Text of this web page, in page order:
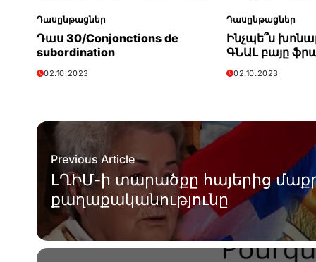
Դասընթացներ
Դաս 30/Conjonctions de
subordination
02.10.2023
Դասընթացներ
Ինչպե՞ս
ԳՆԱԼ բայը
02.10.2023
Previous Article
ԼՂԻՄ-ի տարածքը հայերից
քաղաքականությունը